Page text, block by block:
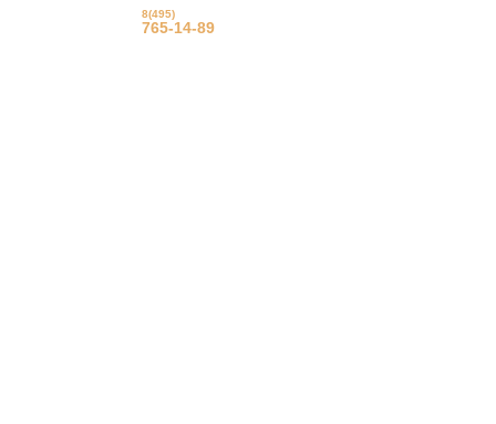
8(495)
765-14-89